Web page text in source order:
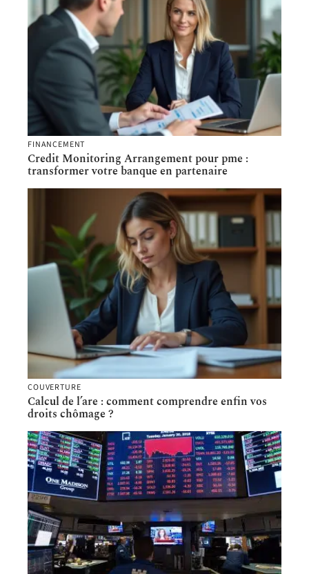
FINANCEMENT
Credit Monitoring Arrangement pour pme :
transformer votre banque en partenaire
COUVERTURE
Calcul de l’are : comment comprendre enfin vos
droits chômage ?